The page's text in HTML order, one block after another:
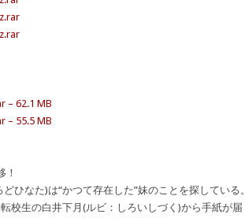
– 62.1 MB
– 55.5 MB
！
ひなた)は“かつて存在した”妹のことを探している
校生の白井下月(ルビ：しろいしづく)から手紙が届